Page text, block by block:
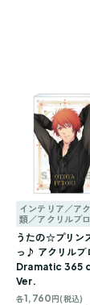
インテリア／ア
類／アクリルブ
うたの☆プリン
っ♪ アクリルブ
Dramatic 365
Ver.
各1,760円(税込)